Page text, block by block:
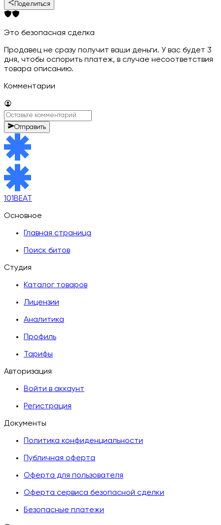
Поделиться
Это безопасная сделка
Продавец не сразу получит ваши деньги. У вас будет 3
дня, чтобы оспорить платеж, в случае несоответствия
товара описанию.
Комментарии
Отправить
101BEAT
Основное
Главная страница
Поиск битов
Студия
Каталог товаров
Лицензии
Аналитика
Профиль
Тарифы
Авторизация
Войти в аккаунт
Регистрация
Документы
Политика конфиденциальности
Публичная оферта
Оферта для пользователя
Оферта сервиса безопасной сделки
Безопасные платежи